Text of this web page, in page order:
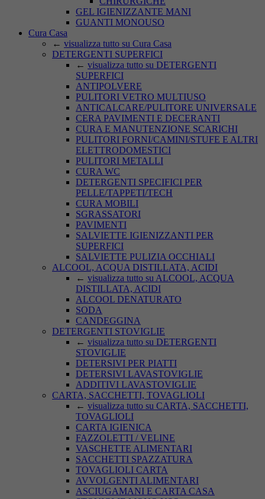
GEL IGIENIZZANTE MANI
GUANTI MONOUSO
Cura Casa
← visualizza tutto su Cura Casa
DETERGENTI SUPERFICI
← visualizza tutto su DETERGENTI
SUPERFICI
ANTIPOLVERE
PULITORI VETRO MULTIUSO
ANTICALCARE/PULITORE UNIVERSALE
CERA PAVIMENTI E DECERANTI
CURA E MANUTENZIONE SCARICHI
PULITORI FORNI/CAMINI/STUFE E ALTRI
ELETTRODOMESTICI
PULITORI METALLI
CURA WC
DETERGENTI SPECIFICI PER
PELLE/TAPPETI/TECH
CURA MOBILI
SGRASSATORI
PAVIMENTI
SALVIETTE IGIENIZZANTI PER
SUPERFICI
SALVIETTE PULIZIA OCCHIALI
ALCOOL, ACQUA DISTILLATA, ACIDI
← visualizza tutto su ALCOOL, ACQUA
DISTILLATA, ACIDI
ALCOOL DENATURATO
SODA
CANDEGGINA
DETERGENTI STOVIGLIE
← visualizza tutto su DETERGENTI
STOVIGLIE
DETERSIVI PER PIATTI
DETERSIVI LAVASTOVIGLIE
ADDITIVI LAVASTOVIGLIE
CARTA, SACCHETTI, TOVAGLIOLI
← visualizza tutto su CARTA, SACCHETTI,
TOVAGLIOLI
CARTA IGIENICA
FAZZOLETTI / VELINE
VASCHETTE ALIMENTARI
SACCHETTI SPAZZATURA
TOVAGLIOLI CARTA
AVVOLGENTI ALIMENTARI
ASCIUGAMANI E CARTA CASA